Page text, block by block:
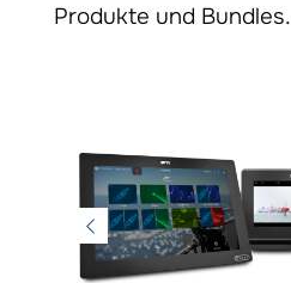
Produkte und Bundles.